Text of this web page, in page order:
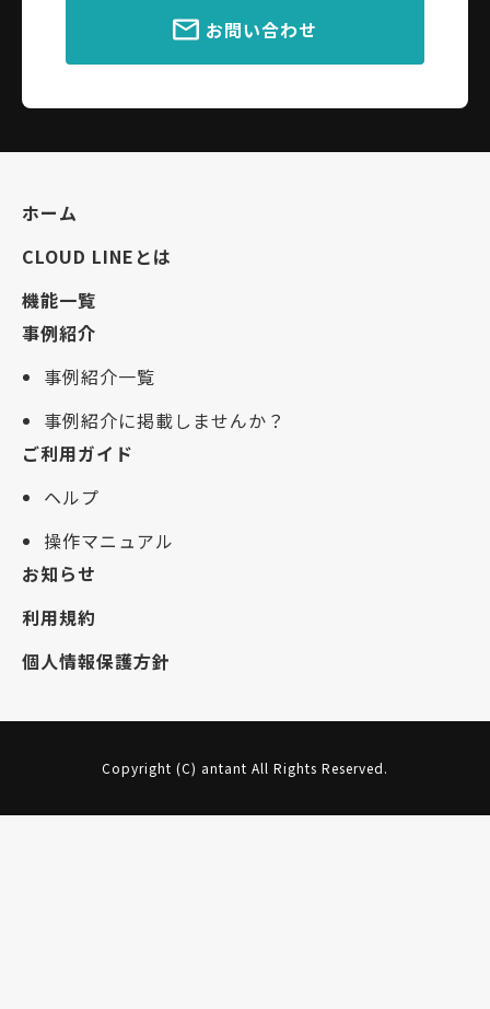
お問い合わせ
ホーム
CLOUD LINEとは
機能一覧
事例紹介
事例紹介一覧
事例紹介に掲載しませんか？
ご利用ガイド
ヘルプ
操作マニュアル
お知らせ
利用規約
個人情報保護方針
Copyright (C) antant All Rights Reserved.